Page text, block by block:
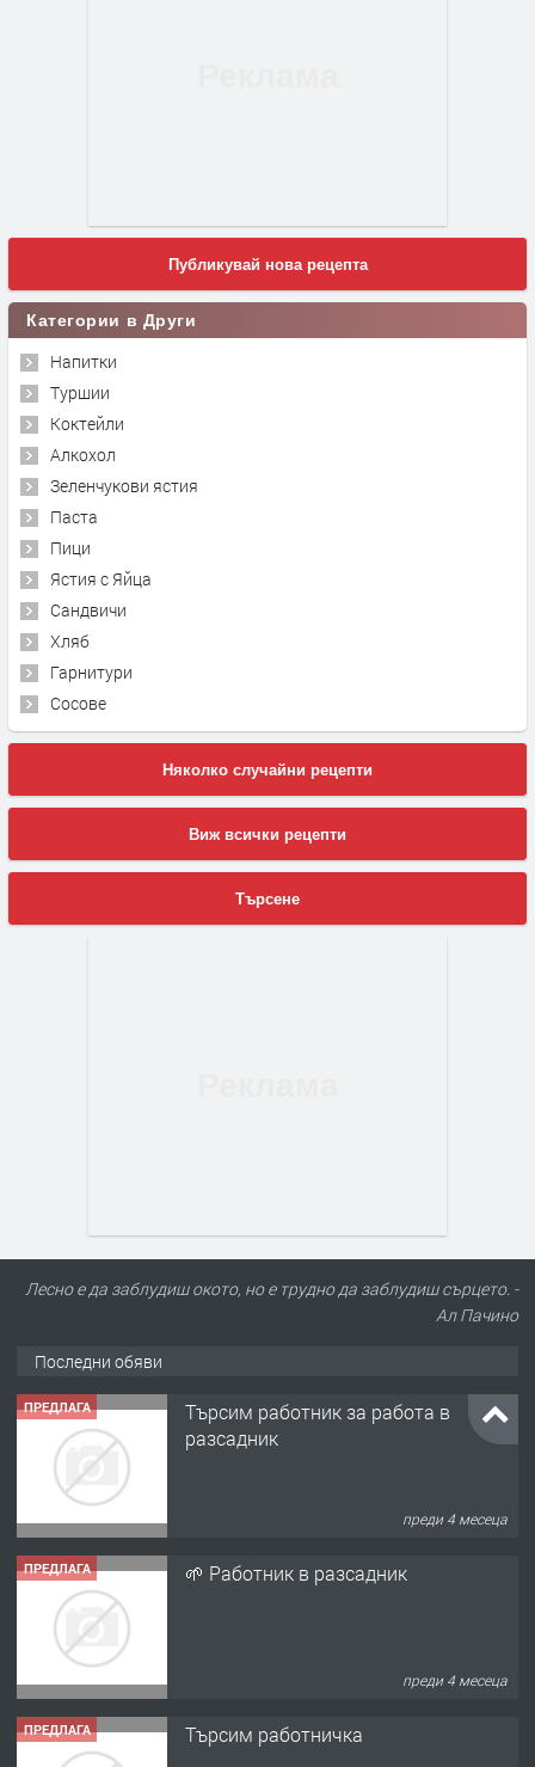
Публикувай нова рецепта
Категории в Други
Напитки
Туршии
Коктейли
Алкохол
Зеленчукови ястия
Паста
Пици
Ястия с Яйца
Сандвичи
Хляб
Гарнитури
Сосове
Няколко случайни рецепти
Виж всички рецепти
Търсене
Лесно е да заблудиш окото, но е трудно да заблудиш сърцето. -
Ал Пачино
Последни обяви
ПРЕДЛАГА
Търсим работник за работа в
разсадник
преди 4 месеца
ПРЕДЛАГА 🌱 Работник в разсадник
преди 4 месеца
ПРЕДЛАГА Търсим работничка